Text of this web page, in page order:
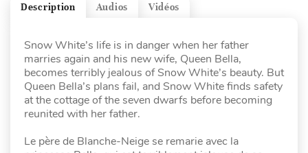
Vidéos
Audios
Description
Snow White’s life is in danger when her father
marries again and his new wife, Queen Bella,
becomes terribly jealous of Snow White’s beauty. But
Queen Bella’s plans fail, and Snow White finds safety
at the cottage of the seven dwarfs before becoming
reunited with her father.
Le père de Blanche-Neige se remarie avec la